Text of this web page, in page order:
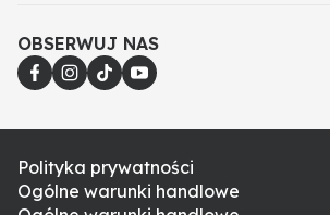
OBSERWUJ NAS
Polityka prywatności
Ogólne warunki handlowe